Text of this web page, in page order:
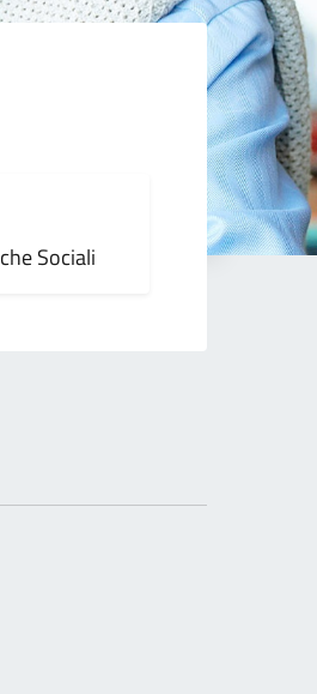
Sociali